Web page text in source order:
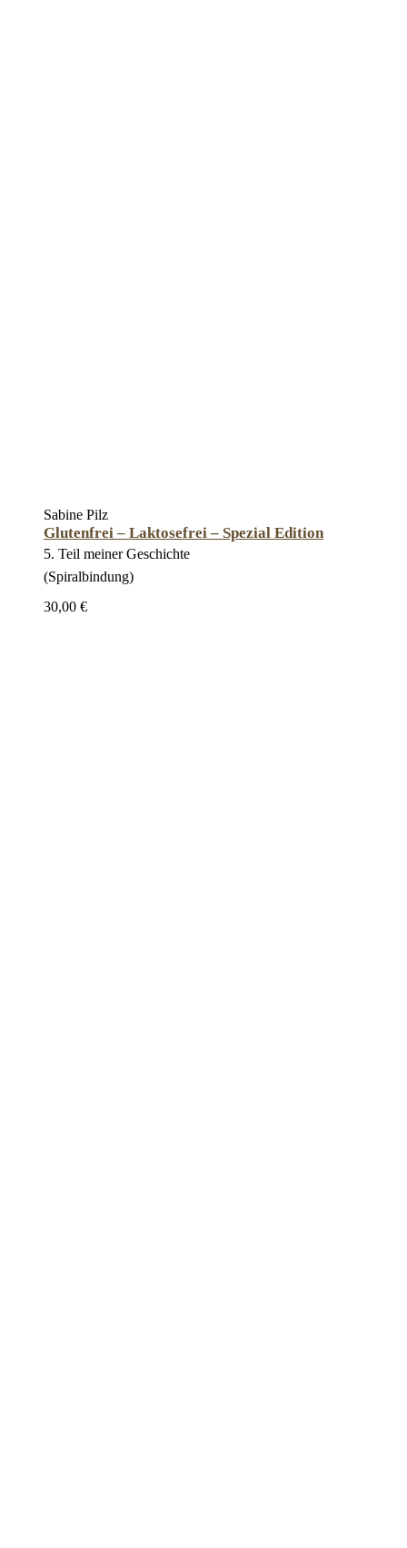
Sabine Pilz
Glutenfrei – Laktosefrei – Spezial Edition
5. Teil meiner Geschichte
(Spiralbindung)
30,00 €